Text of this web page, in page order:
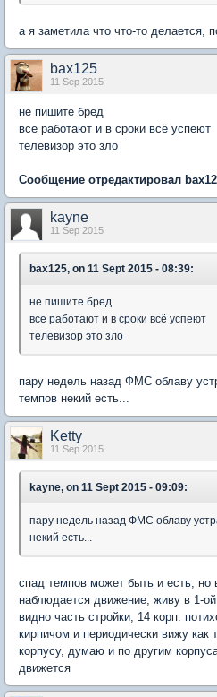
а я заметила что что-то делается,
bax125
11 Sep 2015
не пишите бред
все работают и в сроки всё успеют
телевизор это зло
Сообщение отредактировал
kayne
11 Sep 2015
bax125, on 11 Sept 2015 - 08:39:
не пишите бред
все работают и в сроки всё успеют
телевизор это зло
пару недель назад ФМС облаву
темпов некий есть...
Ketty
11 Sep 2015
kayne, on 11 Sept 2015 - 09:09:
пару недель назад ФМС облаву
некий есть...
спад темпов может быть и есть, но
наблюдается движение, живу в 1-
видно часть стройки, 14 корп.
кирпичом и периодически вижу как
корпусу, думаю и по другим
движется